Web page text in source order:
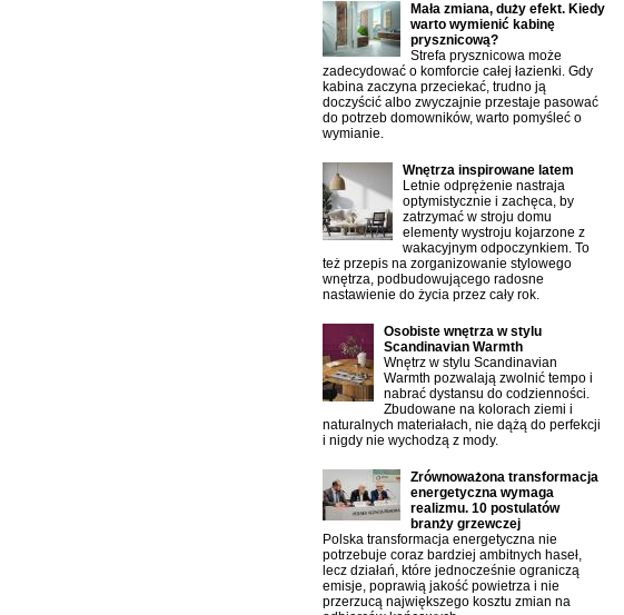
Mała zmiana, duży efekt. Kiedy
warto wymienić kabinę
prysznicową?
Strefa prysznicowa może
zadecydować o komforcie całej łazienki. Gdy
kabina zaczyna przeciekać, trudno ją
doczyścić albo zwyczajnie przestaje pasować
do potrzeb domowników, warto pomyśleć o
wymianie.
Wnętrza inspirowane latem
Letnie odprężenie nastraja
optymistycznie i zachęca, by
zatrzymać w stroju domu
elementy wystroju kojarzone z
wakacyjnym odpoczynkiem. To
też przepis na zorganizowanie stylowego
wnętrza, podbudowującego radosne
nastawienie do życia przez cały rok.
Osobiste wnętrza w stylu
Scandinavian Warmth
Wnętrz w stylu Scandinavian
Warmth pozwalają zwolnić tempo i
nabrać dystansu do codzienności.
Zbudowane na kolorach ziemi i
naturalnych materiałach, nie dążą do perfekcji
i nigdy nie wychodzą z mody.
Zrównoważona transformacja
energetyczna wymaga
realizmu. 10 postulatów
branży grzewczej
Polska transformacja energetyczna nie
potrzebuje coraz bardziej ambitnych haseł,
lecz działań, które jednocześnie ograniczą
emisje, poprawią jakość powietrza i nie
przerzucą największego kosztu zmian na